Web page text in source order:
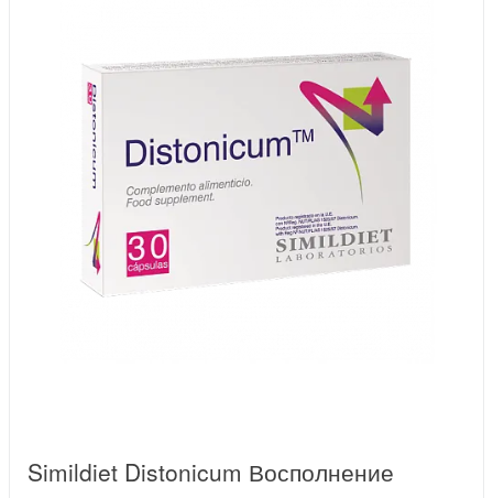
Simildiet Distonicum Восполнение